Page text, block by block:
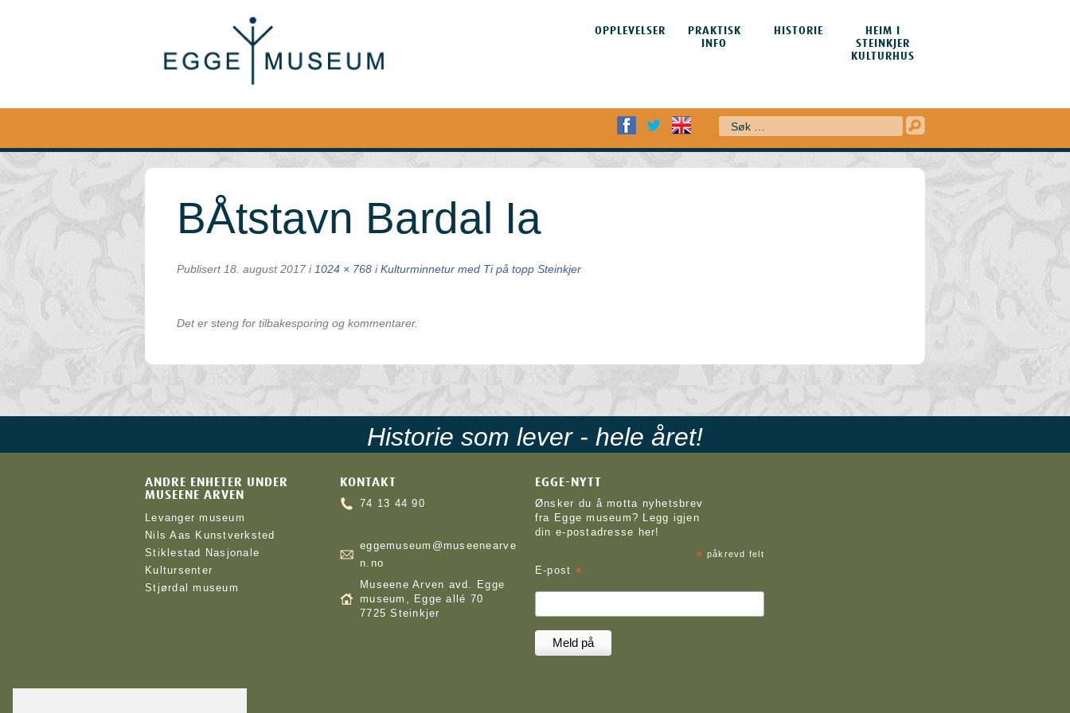
Meny
INNHOLDET
OPPLEVELSER
PRAKTISK
INFO
HISTORIE
HEIM I
STEINKJER
KULTURHUS
Søk
BÅtstavn Bardal Ia
Publisert 18. august 2017 i 1024 × 768 i Kulturminnetur med Ti på topp Steinkjer
Det er steng for tilbakesporing og kommentarer.
Historie som lever - hele året!
ANDRE ENHETER UNDER
MUSEENE ARVEN
Levanger museum
Nils Aas Kunstverksted
Stiklestad Nasjonale
Kultursenter
Stjørdal museum
KONTAKT
74 13 44 90
eggemuseum@museenearve
n.no
Museene Arven avd. Egge
museum, Egge allé 70
7725 Steinkjer
EGGE-NYTT
Ønsker du å motta nyhetsbrev
fra Egge museum? Legg igjen
din e-postadresse her!
* påkrevd felt
E-post *